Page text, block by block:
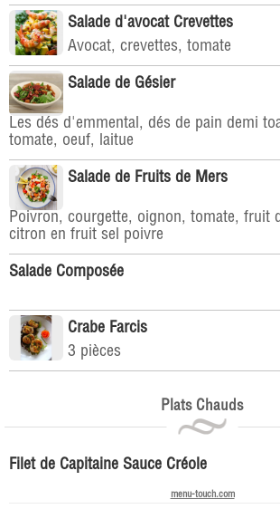
Salade d'avocat Crevettes
Avocat, crevettes, tomate
Salade de Gésier
Les dés d'emmental, dés de pain demi
tomate, oeuf, laitue
Salade de Fruits de Mers
Poivron, courgette, oignon, tomate, fruit
citron en fruit sel poivre
Salade Composée
Crabe Farcis
3 pièces
Plats Chauds
Filet de Capitaine Sauce Créole
menu-touch.com